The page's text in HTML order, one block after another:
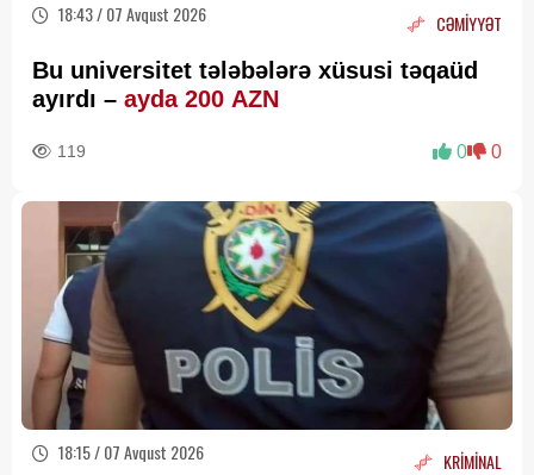
18:43 / 07 Avqust 2026 CƏMİYYƏT
Bu universitet tələbələrə xüsusi təqaüd
ayırdı – ayda 200 AZN
119 0 0
18:15 / 07 Avqust 2026 KRİMİNAL